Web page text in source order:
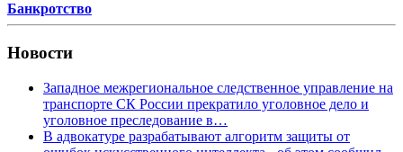
Банкротство
Новости
Западное межрегиональное следственное управление на
транспорте СК России прекратило уголовное дело и
уголовное преследование в…
В адвокатуре разрабатывают алгоритм защиты от